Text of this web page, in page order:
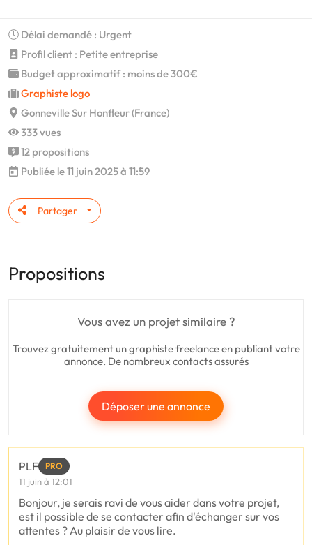
Délai demandé : Urgent
Profil client : Petite entreprise
Budget approximatif : moins de 300€
Graphiste logo
Gonneville Sur Honfleur (France)
333 vues
12 propositions
Publiée le 11 juin 2025 à 11:59
Partager
Propositions
Vous avez un projet similaire ?
Trouvez gratuitement un graphiste freelance en publiant votre
annonce. De nombreux contacts assurés
Déposer une annonce
PLF PRO
11 juin à 12:01
Bonjour, je serais ravi de vous aider dans votre projet,
est il possible de se contacter afin d'échanger sur vos
attentes ? Au plaisir de vous lire.